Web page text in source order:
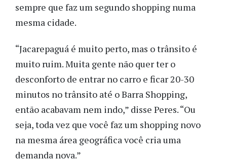
sempre que faz um segundo shopping numa
mesma cidade.
“Jacarepaguá é muito perto, mas o trânsito é
muito ruim. Muita gente não quer ter o
desconforto de entrar no carro e ficar 20-30
minutos no trânsito até o Barra Shopping,
então acabavam nem indo,” disse Peres. “Ou
seja, toda vez que você faz um shopping novo
na mesma área geográfica você cria uma
demanda nova.”